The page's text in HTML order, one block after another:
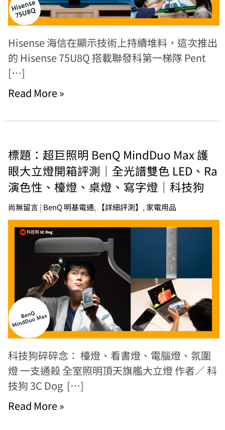
Hisense 海信在顯示技術上持續堆料，這次推出
的 Hisense 75U8Q 搭載聯發科第一梯隊 Pent
[…]
Read More »
標題：超巨照明 BenQ MindDuo Max 護
眼大立燈開箱評測｜全光譜雙色 LED、Ra
演色性、檯燈、桌燈、寫字燈｜科技狗
尚無留言| BenQ 明基電通, 【詳細評測】 , 家電用品
科技狗碎碎念： 檯燈、看書燈、電腦燈、氛圍
燈 一支通殺 全室照明頂天旗艦大立燈 作者／ 科
技狗 3C Dog […]
Read More »